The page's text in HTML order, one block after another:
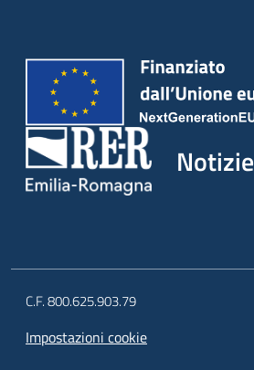
Notizie
C.F. 800.625.903.79
Impostazioni cookie